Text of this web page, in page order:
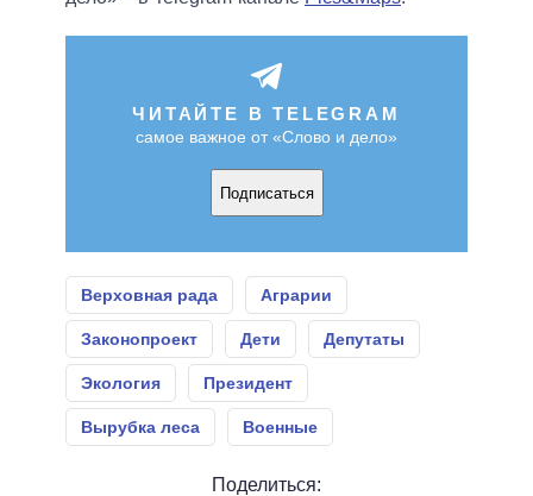
ЧИТАЙТЕ В TELEGRAM
самое важное от «Слово и дело»
Подписаться
Верховная рада Аграрии
Законопроект Дети Депутаты
Экология Президент
Вырубка леса Военные
Поделиться: